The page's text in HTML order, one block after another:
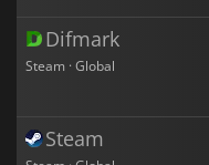
Difmark
Steam · Global
Steam